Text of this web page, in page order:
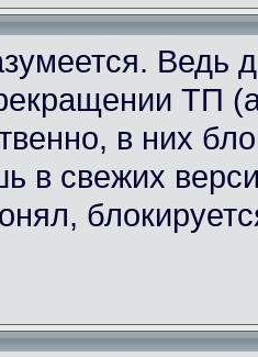
Ведь
ТП
в них
в свежих